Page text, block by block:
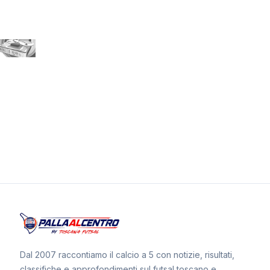
Dal 2007 raccontiamo il calcio a 5 con notizie, risultati,